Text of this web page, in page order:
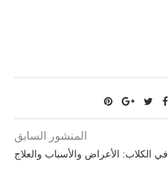
المنشور السابق
الكلاب: الأعراض والأسباب والعلاج